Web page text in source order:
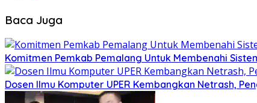
Baca Juga
Komitmen Pemkab Pemalang Untuk Membenahi
Dosen Ilmu Komputer UPER Kembangkan Netrash,